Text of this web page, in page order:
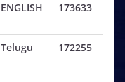
ENGLISH 173633
Telugu 172255